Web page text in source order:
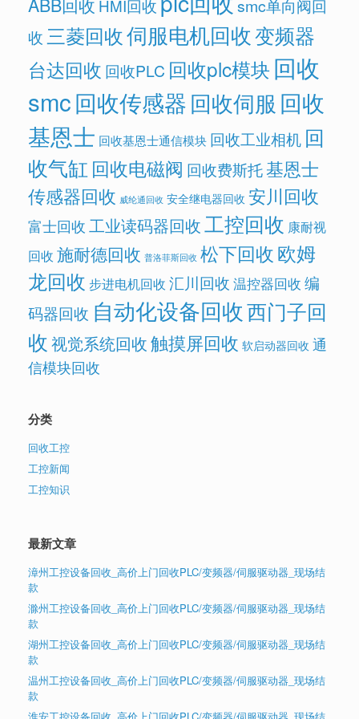
HMI回收
smc单向阀回
收 三菱回收伺服电机回收变频器
台达回收 回收PLC 回收plc模块 回收
smc回收传感器回收伺服 回收
基恩士 回收基恩士通信模块 回收工业相机 回
收气缸 回收电磁阀 回收费斯托基恩士
传感器回收 威纶通回收 安全继电器回收 安川回收
富士回收 工业读码器回收工控回收 康耐视
回收 施耐德回收 普洛菲斯回收 松下回收欧姆
龙回收 步进电机回收 汇川回收 温控器回收 编
码器回收 自动化设备回收西门子回
收视觉系统回收触摸屏回收 软启动器回收 通
信模块回收
分类
回收工控
工控新闻
工控知识
最新文章
漳州工控设备回收_高价上门回收PLC/变频器/伺服驱动器_现场结
款
滁州工控设备回收_高价上门回收PLC/变频器/伺服驱动器_现场结
款
湖州工控设备回收_高价上门回收PLC/变频器/伺服驱动器_现场结
款
温州工控设备回收_高价上门回收PLC/变频器/伺服驱动器_现场结
款